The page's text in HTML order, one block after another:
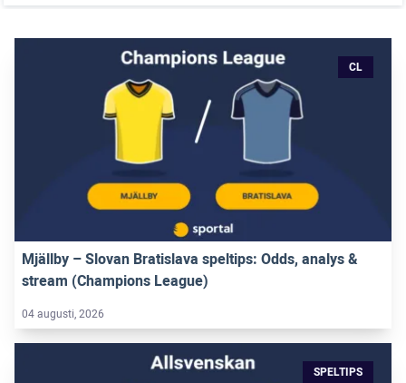
CL
Mjällby – Slovan Bratislava speltips: Odds, analys &
stream (Champions League)
04 augusti, 2026
SPELTIPS